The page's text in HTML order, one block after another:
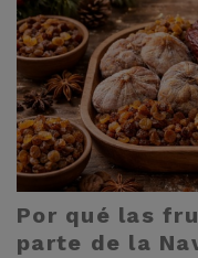
Por qué las
parte de la